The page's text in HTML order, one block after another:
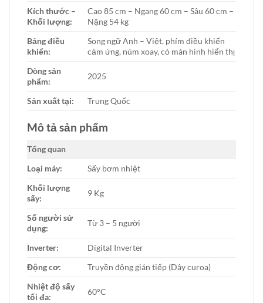
Kích thước –
Khối lượng:
Cao 85 cm – Ngang 60 cm – Sâu 60 cm –
Nặng 54 kg
Bảng điều
khiển:
Song ngữ Anh – Việt, phím điều khiển
cảm ứng, núm xoay, có màn hình hiển thị
Dòng sản
phẩm:
2025
Sản xuất tại: Trung Quốc
Mô tả sản phẩm
Tổng quan
Loại máy:
Sấy bơm nhiệt
Khối lượng
sấy:
9 Kg
Số người sử
dụng:
Từ 3 – 5 người
Inverter:
Digital Inverter
Động cơ:
Truyền động gián tiếp (Dây curoa)
Nhiệt độ sấy
tối đa:
60°C